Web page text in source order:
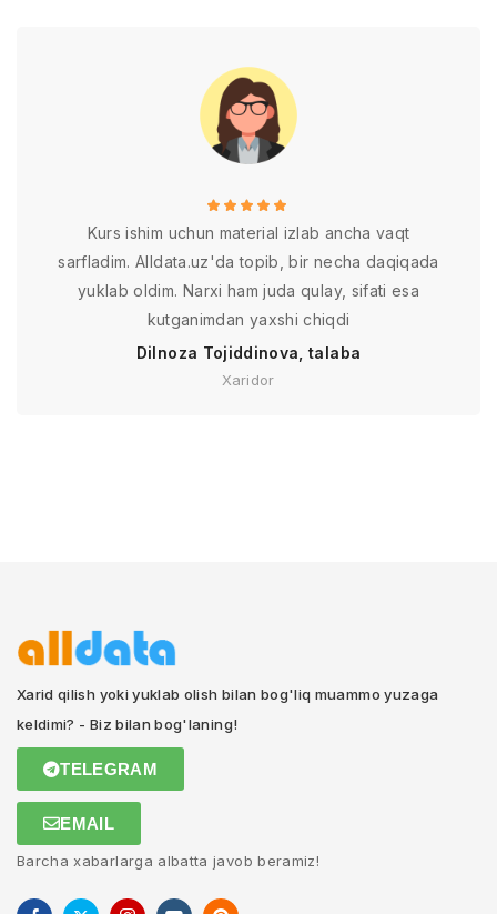
Kurs ishim uchun material izlab ancha vaqt
sarfladim. Alldata.uz'da topib, bir necha daqiqada
yuklab oldim. Narxi ham juda qulay, sifati esa
kutganimdan yaxshi chiqdi
Dilnoza Tojiddinova, talaba
Xaridor
Xarid qilish yoki yuklab olish bilan bog'liq muammo yuzaga
keldimi? - Biz bilan bog'laning!
TELEGRAM
EMAIL
Barcha xabarlarga albatta javob beramiz!